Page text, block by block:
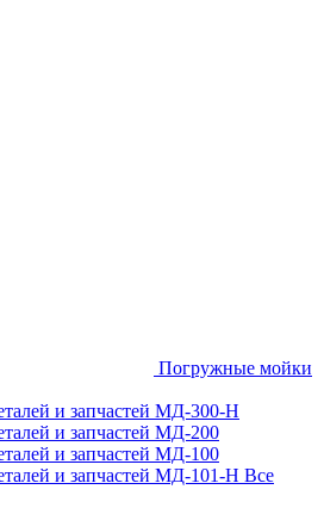
Погружные мойки
и запчастей МД-300-H
и запчастей МД-200
и запчастей МД-100
и запчастей МД-101-Н Все